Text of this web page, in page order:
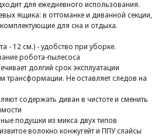
для ежедневного использования.
ящика: в оттоманке и диванной секции,
для сна и отдыха.
- 12 см.) - удобство при уборке.
робота-пылесоса
долгий срок эксплуатации
Не оставляет следов на
содержать диван в чистоте и сменить
подушки из микса двух типов
волокно конжугейт и ППУ слайсы